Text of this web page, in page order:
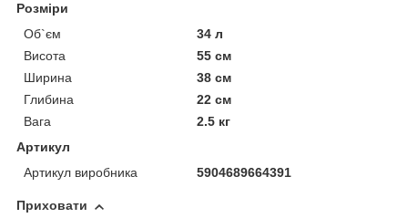
Розміри
Об`єм
34 л
Висота
55 см
Ширина
38 см
Глибина
22 см
Вага
2.5 кг
Артикул
Артикул виробника
5904689664391
Приховати